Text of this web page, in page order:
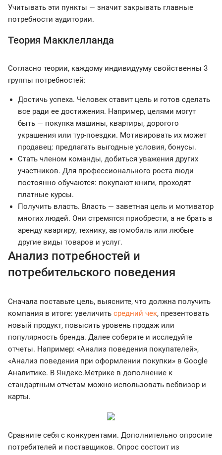
Учитывать эти пункты — значит закрывать главные
потребности аудитории.
Теория Макклелланда
Согласно теории, каждому индивидууму свойственны 3
группы потребностей:
Достичь успеха. Человек ставит цель и готов сделать
все ради ее достижения. Например, целями могут
быть — покупка машины, квартиры, дорогого
украшения или тур-поездки. Мотивировать их может
продавец: предлагать выгодные условия, бонусы.
Стать членом команды, добиться уважения других
участников. Для профессионального роста люди
постоянно обучаются: покупают книги, проходят
платные курсы.
Получить власть. Власть — заветная цель и мотиватор
многих людей. Они стремятся приобрести, а не брать в
аренду квартиру, технику, автомобиль или любые
другие виды товаров и услуг.
Анализ потребностей и
потребительского поведения
Сначала поставьте цель, выясните, что должна получить
компания в итоге: увеличить средний чек, презентовать
новый продукт, повысить уровень продаж или
популярность бренда. Далее соберите и исследуйте
отчеты. Например: «Анализ поведения покупателей»,
«Анализ поведения при оформлении покупки» в Google
Аналитике. В Яндекс.Метрике в дополнение к
стандартным отчетам можно использовать вебвизор и
карты.
Сравните себя с конкурентами. Дополнительно опросите
потребителей и поставщиков. Опрос состоит из